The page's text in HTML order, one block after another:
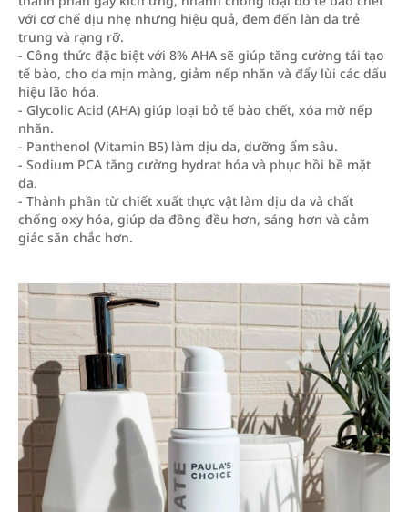
với cơ chế dịu nhẹ nhưng hiệu quả, đem đến làn da trẻ
trung và rạng rỡ.
- Công thức đặc biệt với 8% AHA sẽ giúp tăng cường tái tạo
tế bào, cho da mịn màng, giảm nếp nhăn và đẩy lùi các dấu
hiệu lão hóa.
- Glycolic Acid (AHA) giúp loại bỏ tế bào chết, xóa mờ nếp
nhăn.
- Panthenol (Vitamin B5) làm dịu da, dưỡng ẩm sâu.
- Sodium PCA tăng cường hydrat hóa và phục hồi bề mặt
da.
- Thành phần từ chiết xuất thực vật làm dịu da và chất
chống oxy hóa, giúp da đồng đều hơn, sáng hơn và cảm
giác săn chắc hơn.